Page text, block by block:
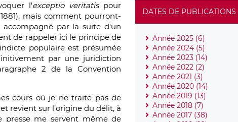
l'exceptio veritatis pour
mais comment pourront-
par la suite d'un
de rappeler ici le principe de
populaire est présumée
par une juridiction
2 de la Convention
cours où je ne traite pas de
revient sur l’origine du délit, à
presse me servent même de
DATES DE PUBLICATIONS
Année 2025 (6)
Année 2024 (5)
Année 2023 (14)
Année 2022 (2)
Année 2021 (3)
Année 2020 (14)
Année 2019 (13)
Année 2018 (7)
Année 2017 (38)